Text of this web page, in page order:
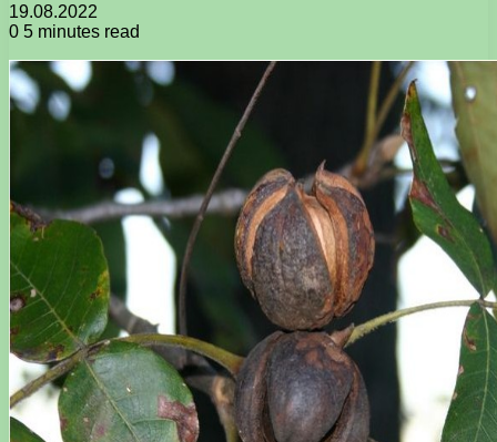
19.08.2022
0 5 minutes read